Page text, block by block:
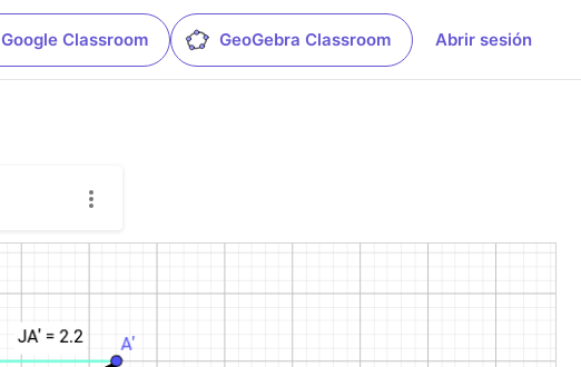
Google Classroom GeoGebra Classroom Abrir sesión